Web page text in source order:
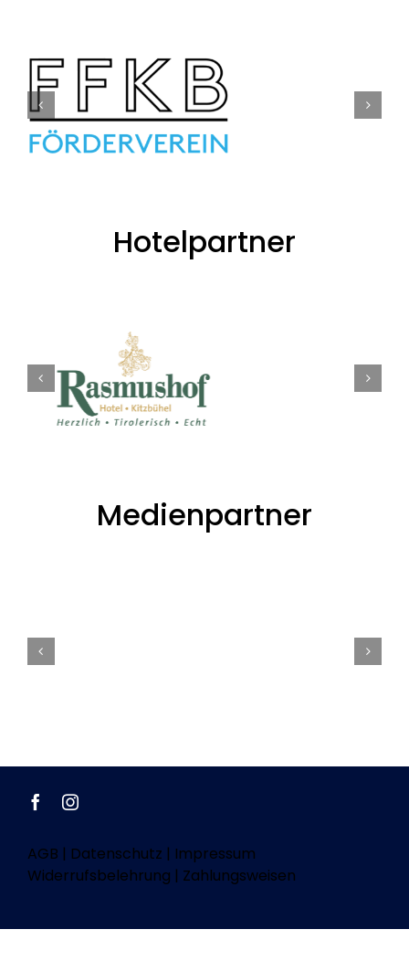
Hotelpartner
Medienpartner
AGB | Datenschutz | Impressum
Widerrufsbelehrung | Zahlungsweisen